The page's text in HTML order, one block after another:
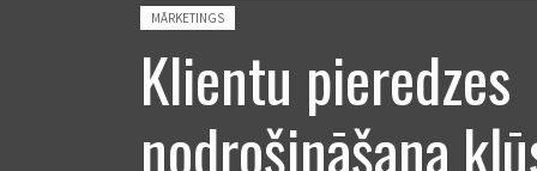
Posted in:
MĀRKETINGS
Klientu pieredzes
nodrošināšana